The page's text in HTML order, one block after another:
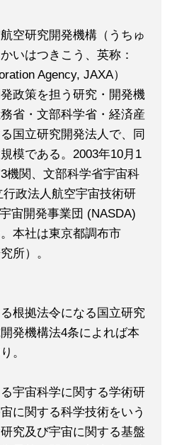
空研究開発機構（うちゅ
いはつきこう、英称：
Agency, JAXA）
政策を担う研究・開発機
省・文部科学省・経済産
国立研究開発法人で、同
模である。2003年10月1
機関、文部科学省宇宙科
政法人航空宇宙技術研
宙開発事業団 (NASDA)
本社は東京都調布市
所）。
根拠法令になる国立研究
発機構法4条によれば本
。
宇宙科学に関する学術研
に関する科学技術をいう
究及び宇宙に関する基盤